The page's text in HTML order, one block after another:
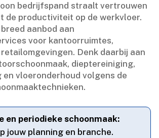
bedrijfspand straalt vertrouwen
de productiviteit op de werkvloer.​
aanbod aan
voor kantoorruimtes,
Denk daarbij aan
dieptereiniging,
en vloeronderhoud volgens de
en periodieke schoonmaak:
jouw planning en branche.​